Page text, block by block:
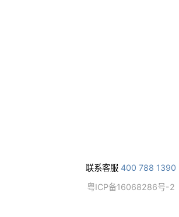
联系客服 400 788 1390
粤ICP备16068286号-2